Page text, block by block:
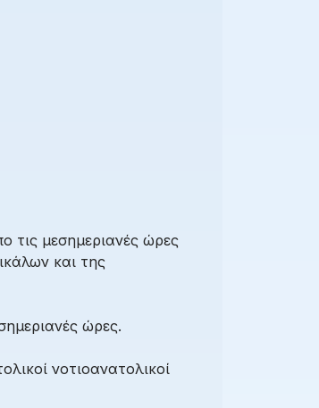
τις μεσημεριανές ώρες
και της
ώρες.
νοτιοανατολικοί